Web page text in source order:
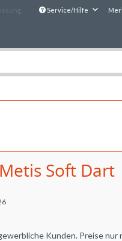
Service/Hilfe
Soft Dart
Kunden. Preise nur